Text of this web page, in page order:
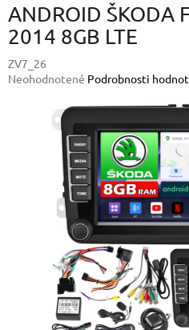
ANDROID ŠKODA
2014 8GB LTE
ZV7_26
Priemerné
hviezdičiek.
Neohodnotené Podrobnosti